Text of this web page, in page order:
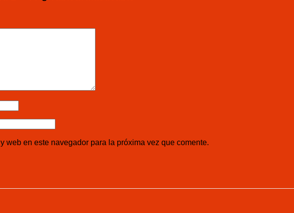
web en este navegador para la próxima vez que comente.